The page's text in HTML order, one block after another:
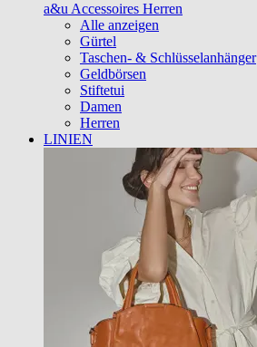
a&u Accessoires Herren
Alle anzeigen
Gürtel
Taschen- & Schlüsselanhänger
Geldbörsen
Stiftetui
Damen
Herren
LINIEN